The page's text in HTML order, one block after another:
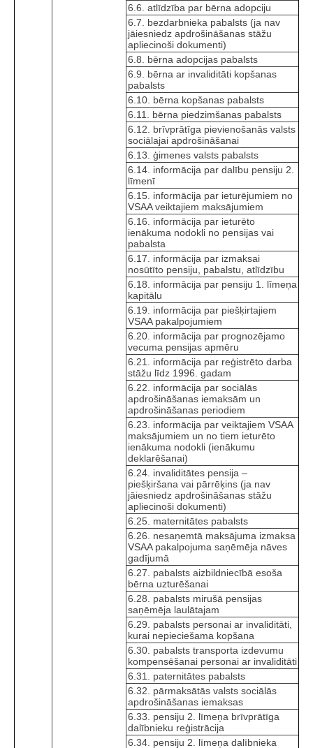
6.6. atlīdzība par bērna adopciju
6.7. bezdarbnieka pabalsts (ja nav
jāiesniedz apdrošināšanas stāžu
apliecinoši dokumenti)
6.8. bērna adopcijas pabalsts
6.9. bērna ar invaliditāti kopšanas
pabalsts
6.10. bērna kopšanas pabalsts
6.11. bērna piedzimšanas pabalsts
6.12. brīvprātīga pievienošanās valsts
sociālajai apdrošināšanai
6.13. ģimenes valsts pabalsts
6.14. informācija par dalību pensiju 2.
līmenī
6.15. informācija par ieturējumiem no
VSAA veiktajiem maksājumiem
6.16. informācija par ieturēto
ienākuma nodokli no pensijas vai
pabalsta
6.17. informācija par izmaksai
nosūtīto pensiju, pabalstu, atlīdzību
6.18. informācija par pensiju 1. līmeņa
kapitālu
6.19. informācija par piešķirtajiem
VSAA pakalpojumiem
6.20. informācija par prognozējamo
vecuma pensijas apmēru
6.21. informācija par reģistrēto darba
stāžu līdz 1996. gadam
6.22. informācija par sociālās
apdrošināšanas iemaksām un
apdrošināšanas periodiem
6.23. informācija par veiktajiem VSAA
maksājumiem un no tiem ieturēto
ienākuma nodokli (ienākumu
deklarēšanai)
6.24. invaliditātes pensija –
piešķiršana vai pārrēķins (ja nav
jāiesniedz apdrošināšanas stāžu
apliecinoši dokumenti)
6.25. maternitātes pabalsts
6.26. nesaņemtā maksājuma izmaksa
VSAA pakalpojuma saņēmēja nāves
gadījumā
6.27. pabalsts aizbildniecībā esoša
bērna uzturēšanai
6.28. pabalsts mirušā pensijas
saņēmēja laulātajam
6.29. pabalsts personai ar invaliditāti,
kurai nepieciešama kopšana
6.30. pabalsts transporta izdevumu
kompensēšanai personai ar invaliditāti
6.31. paternitātes pabalsts
6.32. pārmaksātās valsts sociālās
apdrošināšanas iemaksas
6.33. pensiju 2. līmeņa brīvprātīga
dalībnieku reģistrācija
6.34. pensiju 2. līmeņa dalībnieka